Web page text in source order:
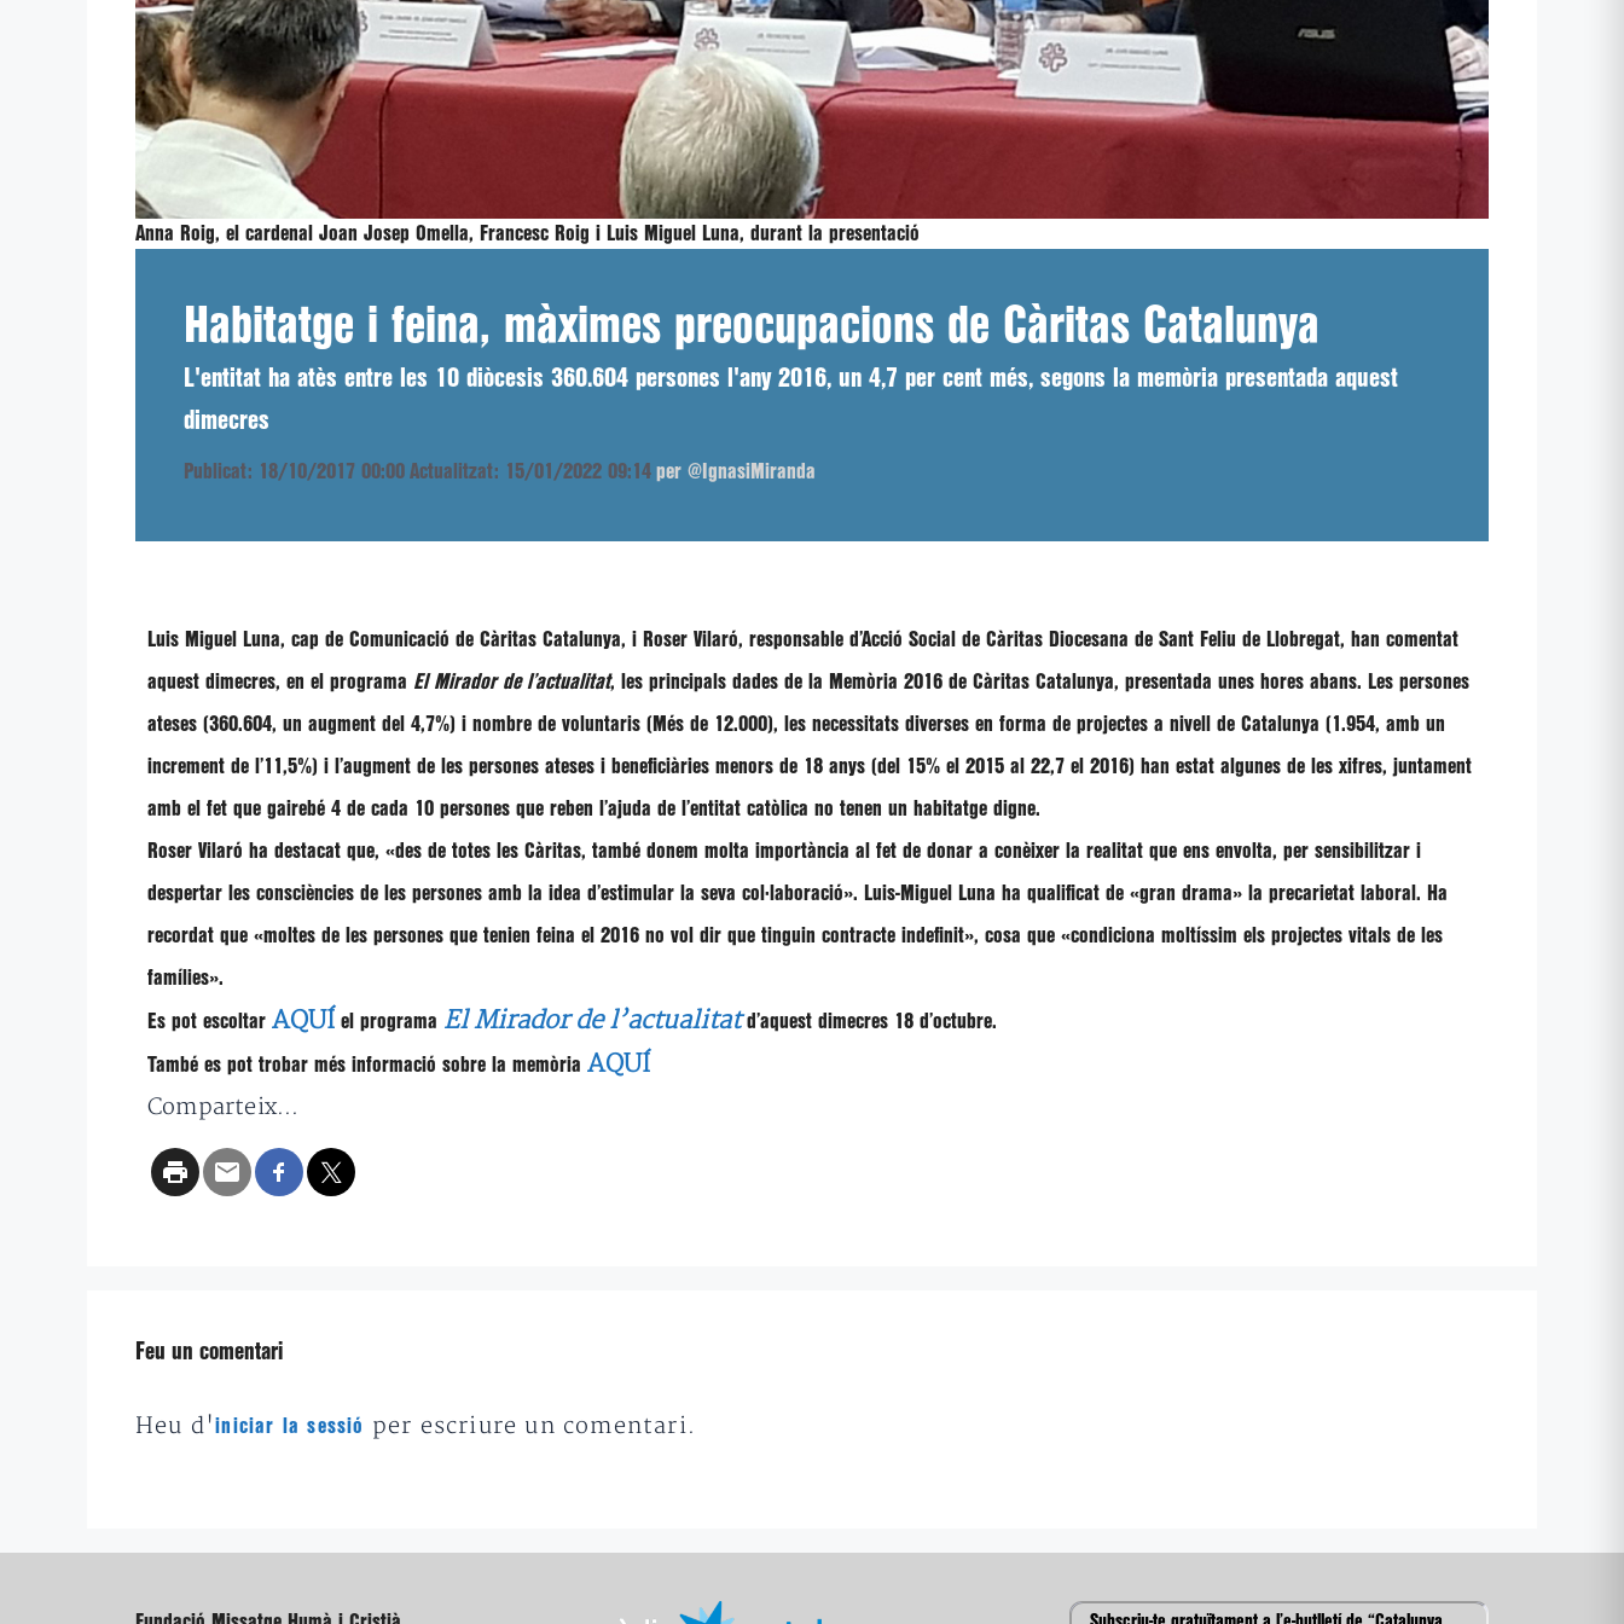
Anna Roig, el cardenal Joan Josep Omella, Francesc Roig i Luis Miguel Luna, durant la presentació
Habitatge i feina, màximes preocupacions de Càritas Catalunya
L'entitat ha atès entre les 10 diòcesis 360.604 persones l'any 2016, un 4,7 per cent més, segons la memòria presentada aquest
dimecres
Publicat: 18/10/2017 00:00 Actualitzat: 15/01/2022 09:14 per @IgnasiMiranda
Luis Miguel Luna, cap de Comunicació de Càritas Catalunya, i Roser Vilaró, responsable d’Acció Social de Càritas Diocesana de Sant Feliu de Llobregat, han comentat
aquest dimecres, en el programa El Mirador de l’actualitat, les principals dades de la Memòria 2016 de Càritas Catalunya, presentada unes hores abans. Les persones
ateses (360.604, un augment del 4,7%) i nombre de voluntaris (Més de 12.000), les necessitats diverses en forma de projectes a nivell de Catalunya (1.954, amb un
increment de l’11,5%) i l’augment de les persones ateses i beneficiàries menors de 18 anys (del 15% el 2015 al 22,7 el 2016) han estat algunes de les xifres, juntament
amb el fet que gairebé 4 de cada 10 persones que reben l’ajuda de l’entitat catòlica no tenen un habitatge digne.
Roser Vilaró ha destacat que, «des de totes les Càritas, també donem molta importància al fet de donar a conèixer la realitat que ens envolta, per sensibilitzar i
despertar les consciències de les persones amb la idea d’estimular la seva col·laboració». Luis-Miguel Luna ha qualificat de «gran drama» la precarietat laboral. Ha
recordat que «moltes de les persones que tenien feina el 2016 no vol dir que tinguin contracte indefinit», cosa que «condiciona moltíssim els projectes vitals de les
famílies».
Es pot escoltar AQUÍ el programa El Mirador de l’actualitatd’aquest dimecres 18 d’octubre.
També es pot trobar més informació sobre la memòria AQUÍ
Comparteix...
Feu un comentari
Heu d'iniciar la sessió per escriure un comentari.